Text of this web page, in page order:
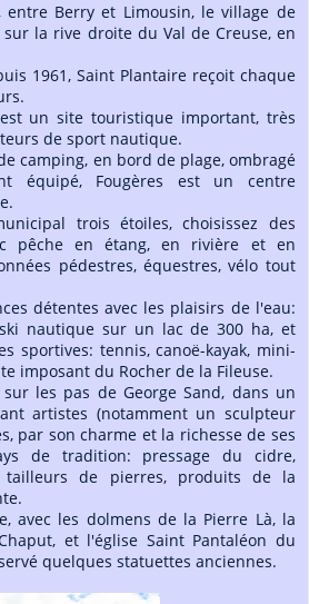
entre Berry et Limousin, le village de
la rive droite du Val de Creuse, en
1961, Saint Plantaire reçoit chaque
un site touristique important, très
de sport nautique.
camping, en bord de plage, ombragé
équipé, Fougères est un centre
trois étoiles, choisissez des
pêche en étang, en rivière et en
pédestres, équestres, vélo tout
détentes avec les plaisirs de l'eau:
nautique sur un lac de 300 ha, et
sportives: tennis, canoë-kayak, mini-
imposant du Rocher de la Fileuse.
les pas de George Sand, dans un
artistes (notamment un sculpteur
par son charme et la richesse de ses
de tradition: pressage du cidre,
tailleurs de pierres, produits de la
avec les dolmens de la Pierre Là, la
et l'église Saint Pantaléon du
quelques statuettes anciennes.